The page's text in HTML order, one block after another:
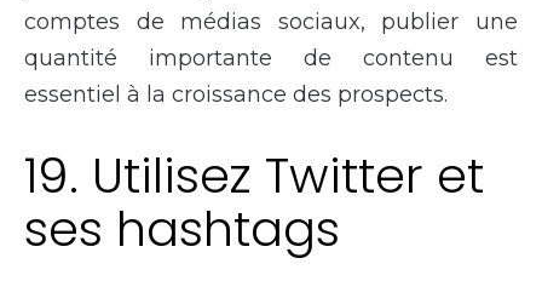
comptes de médias sociaux, publier une
quantité importante de contenu est
essentiel à la croissance des prospects.
19. Utilisez Twitter et
ses hashtags